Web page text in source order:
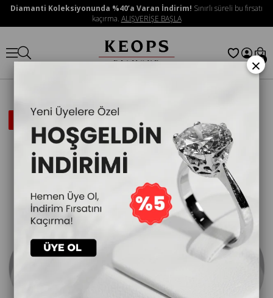
Diamanti Koleksiyonunda %40’a Varan İndirim! Sınırlı süreli bu fırsatı
kaçırma. ALIŞVERİŞE BAŞLA
0
İNDIRIMLI
×